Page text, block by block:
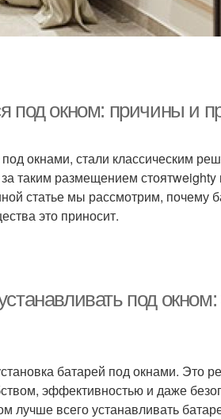
под окном: причины и
окнами, стали классическим
таким размещением
статье мы рассмотрим, почему
это приносит.
под
батарей под окнами. Это
эффективностью и даже
лучше всего устанавливать